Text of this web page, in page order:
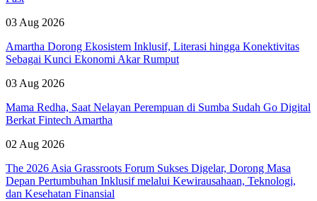
03 Aug 2026
Amartha Dorong Ekosistem Inklusif, Literasi hingga Konektivitas
Sebagai Kunci Ekonomi Akar Rumput
03 Aug 2026
Mama Redha, Saat Nelayan Perempuan di Sumba Sudah Go Digital
Berkat Fintech Amartha
02 Aug 2026
The 2026 Asia Grassroots Forum Sukses Digelar, Dorong Masa
Depan Pertumbuhan Inklusif melalui Kewirausahaan, Teknologi,
dan Kesehatan Finansial